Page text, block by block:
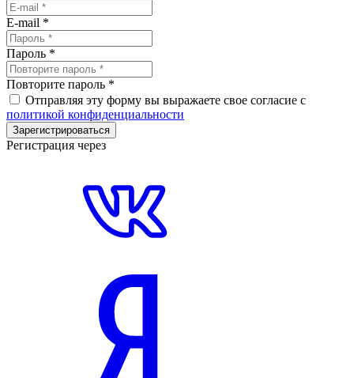
E-mail *
Пароль *
Повторите пароль *
Отправляя эту форму вы выражаете свое согласие с
политикой конфиденциальности
Зарегистрироваться
Регистрация через